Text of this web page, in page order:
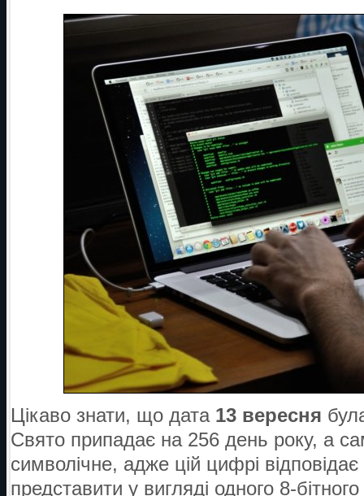
Цікаво знати, що дата 13 вересня
Свято припадає на 256 день року, а
символічне, адже цій цифрі
представити у вигляді одного 8-